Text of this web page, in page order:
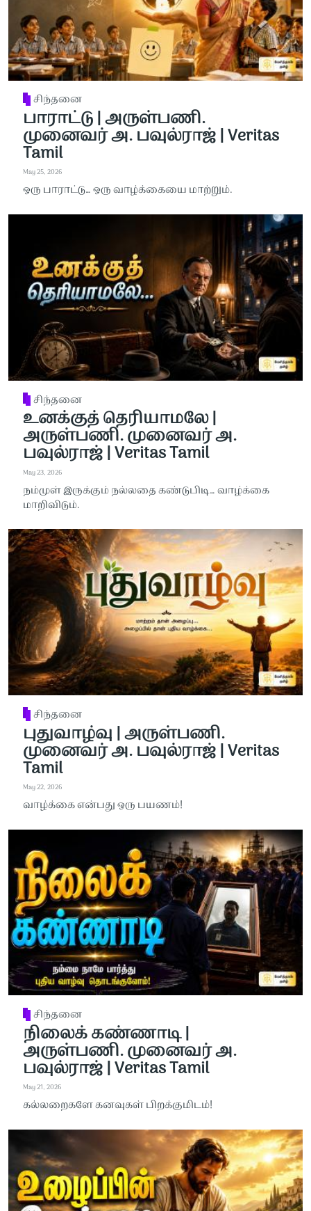
சிந்தனை
பாராட்டு | அருள்பணி.
முனைவர் அ. பவுல்ராஜ் | Veritas
Tamil
May 25, 2026
ஒரு பாராட்டு… ஒரு வாழ்க்கையை மாற்றும்.
சிந்தனை
உனக்குத் தெரியாமலே |
அருள்பணி. முனைவர் அ.
பவுல்ராஜ் | Veritas Tamil
May 23, 2026
நம்முள் இருக்கும் நல்லதை கண்டுபிடி… வாழ்க்கை
மாறிவிடும்.
சிந்தனை
புதுவாழ்வு | அருள்பணி.
முனைவர் அ. பவுல்ராஜ் | Veritas
Tamil
May 22, 2026
வாழ்க்கை என்பது ஒரு பயணம்!
சிந்தனை
நிலைக் கண்ணாடி |
அருள்பணி. முனைவர் அ.
பவுல்ராஜ் | Veritas Tamil
May 21, 2026
கல்லறைகளே கனவுகள் பிறக்குமிடம்!